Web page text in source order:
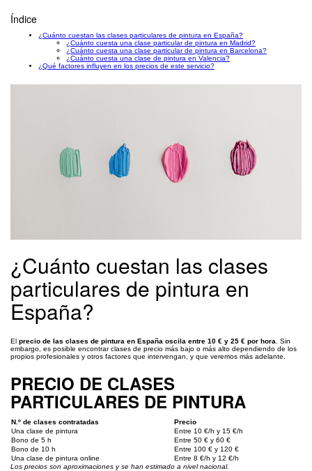
Índice
¿Cuánto cuestan las clases particulares de pintura en España?
¿Cuánto cuesta una clase particular de pintura en Madrid?
¿Cuánto cuesta una clase particular de pintura en Barcelona?
¿Cuánto cuesta una clase de pintura en Valencia?
¿Qué factores influyen en los precios de este servicio?
¿Cuánto cuestan las clases
particulares de pintura en
España?
El precio de las clases de pintura en España oscila entre 10 € y 25 € por hora . Sin
embargo, es posible encontrar clases de precio más bajo o más alto dependiendo de los
propios profesionales y otros factores que intervengan, y que veremos más adelante.
PRECIO DE CLASES
PARTICULARES DE PINTURA
N.º de clases contratadas
Precio
Una clase de pintura
Entre 10 €/h y 15 €/h
Bono de 5 h
Entre 50 € y 60 €
Bono de 10 h
Entre 100 € y 120 €
Una clase de pintura online
Entre 8 €/h y 12 €/h
Los precios son aproximaciones y se han estimado a nivel nacional.